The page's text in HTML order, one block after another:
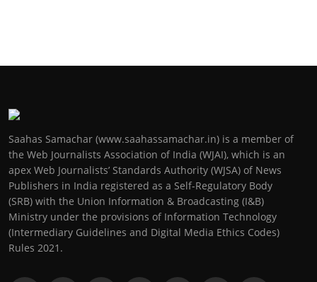
Saahas Samachar (www.saahassamachar.in) is a member of
the Web Journalists Association of India (WJAI), which is an
apex Web Journalists’ Standards Authority (WJSA) of News
Publishers in India registered as a Self-Regulatory Body
(SRB) with the Union Information & Broadcasting (I&B)
Ministry under the provisions of Information Technology
(Intermediary Guidelines and Digital Media Ethics Codes)
Rules 2021.